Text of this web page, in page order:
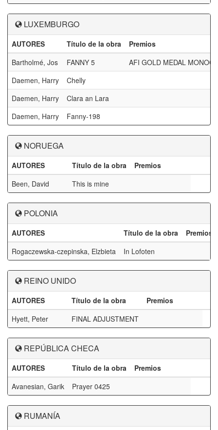
LUXEMBURGO
AUTORES Título de la obra
Premios
Bartholmé, Jos
FANNY 5
AFI GOLD MEDAL
Daemen, Harry
Chelly
Daemen, Harry
Clara an Lara
Daemen, Harry
Fanny-198
NORUEGA
AUTORES Título de la obra
Premios
Been, David
This is mine
POLONIA
AUTORES Título de la obra
Premios
Rogaczewska-czepinska, Elzbieta
In Lofoten
REINO UNIDO
AUTORES Título de la obra
Premios
Hyett, Peter
FINAL ADJUSTMENT
REPÚBLICA CHECA
AUTORES Título de la obra
Premios
Avanesian, Garik
Prayer 0425
RUMANÍA